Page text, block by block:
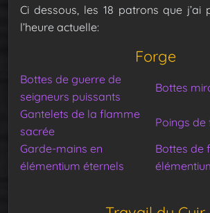
Ci dessous, les 18 patrons que j’ai
l’heure actuelle:
Forge
Bottes de guerre de
seigneurs puissants
Bottes
Gantelets de la flamme
sacrée
Poings de
Garde-mains en
élémentium éternels
Bottes de